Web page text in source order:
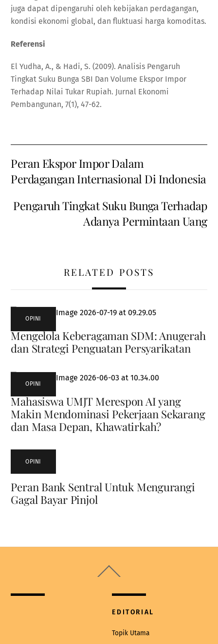
juga dapat dipengaruhi oleh kebijakan perdagangan,
kondisi ekonomi global, dan fluktuasi harga komoditas.
Referensi
El Yudha, A., & Hadi, S. (2009). Analisis Pengaruh
Tingkat Suku Bunga SBI Dan Volume Ekspor Impor
Terhadap Nilai Tukar Rupiah. Jurnal Ekonomi
Pembangunan, 7(1), 47-62.
Peran Ekspor Impor Dalam
Perdagangan Internasional Di Indonesia
Pengaruh Tingkat Suku Bunga Terhadap
Adanya Permintaan Uang
RELATED POSTS
OPINI
Mengelola Keberagaman SDM: Anugerah
dan Strategi Penguatan Persyarikatan
OPINI
Mahasiswa UMJT Merespon AI yang
Makin Mendominasi Pekerjaan Sekarang
dan Masa Depan, Khawatirkah?
OPINI
Peran Bank Sentral Untuk Mengurangi
Gagal Bayar Pinjol
To
EDITORIAL
Topik Utama